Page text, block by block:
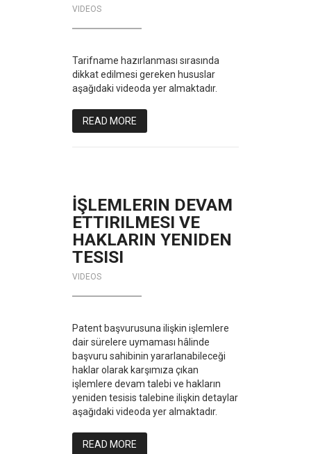
VIDEOS
Tarifname hazırlanması sırasında
dikkat edilmesi gereken hususlar
aşağıdaki videoda yer almaktadır.
READ MORE
İŞLEMLERIN DEVAM
ETTIRILMESI VE
HAKLARIN YENIDEN
TESISI
VIDEOS
Patent başvurusuna ilişkin işlemlere
dair sürelere uymaması hâlinde
başvuru sahibinin yararlanabileceği
haklar olarak karşımıza çıkan
işlemlere devam talebi ve hakların
yeniden tesisis talebine ilişkin detaylar
aşağıdaki videoda yer almaktadır.
READ MORE